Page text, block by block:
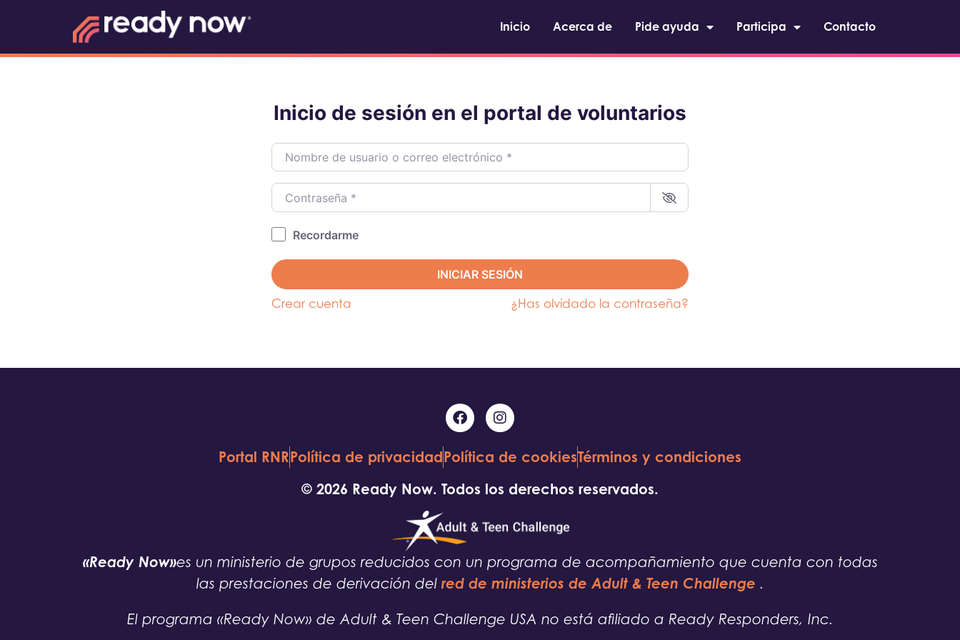
Inicio Acerca de Pide ayuda Participa Contacto
Inicio de sesión en el portal de voluntarios
Nombre de usuario o correo electrónico
Contraseña*
Recordarme
INICIAR SESIÓN
Crear cuenta ¿Has olvidado la contraseña?
Portal RNRPolítica de privacidadPolítica de cookiesTérminos y condiciones
© 2026 Ready Now. Todos los derechos reservados.
«Ready Now»es un ministerio de grupos reducidos con un programa de acompañamiento que cuenta con todas
las prestaciones de derivación del red de ministerios de Adult & Teen Challenge .
El programa «Ready Now» de Adult & Teen Challenge USA no está afiliado a Ready Responders, Inc.